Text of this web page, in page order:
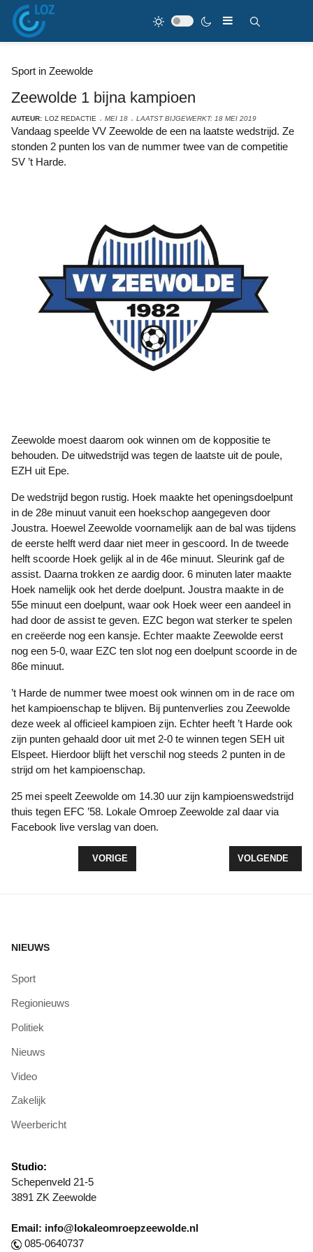
Sport in Zeewolde
Zeewolde 1 bijna kampioen
AUTEUR: LOZ REDACTIE MEI 18 LAATST BIJGEWERKT: 18 MEI 2019
Vandaag speelde VV Zeewolde de een na laatste wedstrijd. Ze
stonden 2 punten los van de nummer twee van de competitie
SV ’t Harde.
Zeewolde moest daarom ook winnen om de koppositie te
behouden. De uitwedstrijd was tegen de laatste uit de poule,
EZH uit Epe.
De wedstrijd begon rustig. Hoek maakte het openingsdoelpunt
in de 28e minuut vanuit een hoekschop aangegeven door
Joustra. Hoewel Zeewolde voornamelijk aan de bal was tijdens
de eerste helft werd daar niet meer in gescoord. In de tweede
helft scoorde Hoek gelijk al in de 46e minuut. Sleurink gaf de
assist. Daarna trokken ze aardig door. 6 minuten later maakte
Hoek namelijk ook het derde doelpunt. Joustra maakte in de
55e minuut een doelpunt, waar ook Hoek weer een aandeel in
had door de assist te geven. EZC begon wat sterker te spelen
en creëerde nog een kansje. Echter maakte Zeewolde eerst
nog een 5-0, waar EZC ten slot nog een doelpunt scoorde in de
86e minuut.
’t Harde de nummer twee moest ook winnen om in de race om
het kampioenschap te blijven. Bij puntenverlies zou Zeewolde
deze week al officieel kampioen zijn. Echter heeft ’t Harde ook
zijn punten gehaald door uit met 2-0 te winnen tegen SEH uit
Elspeet. Hierdoor blijft het verschil nog steeds 2 punten in de
strijd om het kampioenschap.
25 mei speelt Zeewolde om 14.30 uur zijn kampioenswedstrijd
thuis tegen EFC ’58. Lokale Omroep Zeewolde zal daar via
Facebook live verslag van doen.
VORIG ARTIKEL: LUDGER STUIJT 3E PLAATS NK
VORIGE VOLGENDE
VOLGENDE
NIEUWS
Sport
Regionieuws
Politiek
Nieuws
Video
Zakelijk
Weerbericht
Studio:
Schepenveld 21-5
3891 ZK Zeewolde
Email: info@lokaleomroepzeewolde.nl
085-0640737